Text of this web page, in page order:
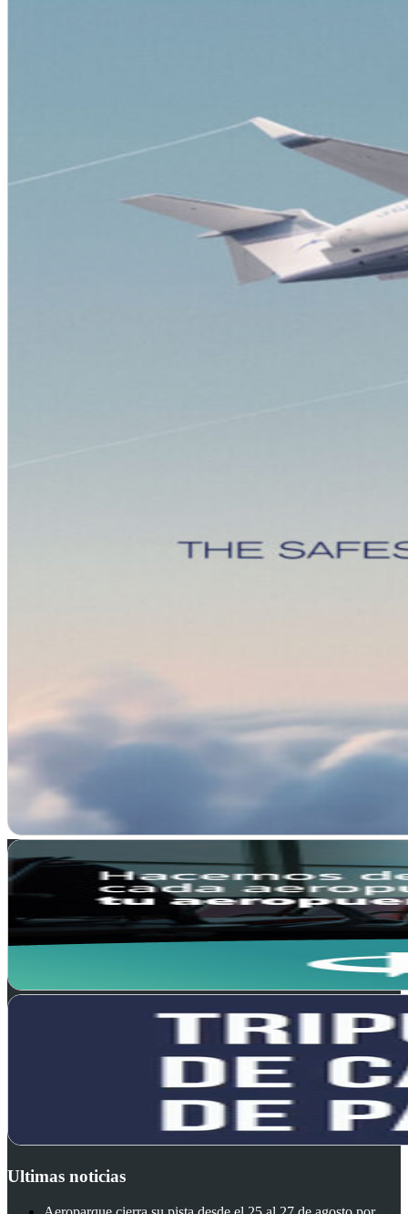
Ultimas noticias